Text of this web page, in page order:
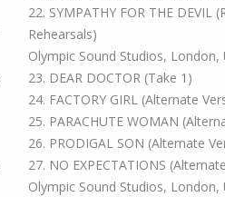
22. SYMPATHY FOR THE DEVIL
Rehearsals)
Olympic Sound Studios, London,
23. DEAR DOCTOR (Take 1)
24. FACTORY GIRL (Alternate
25. PARACHUTE WOMAN
26. PRODIGAL SON (Alternate
27. NO EXPECTATIONS
Olympic Sound Studios,